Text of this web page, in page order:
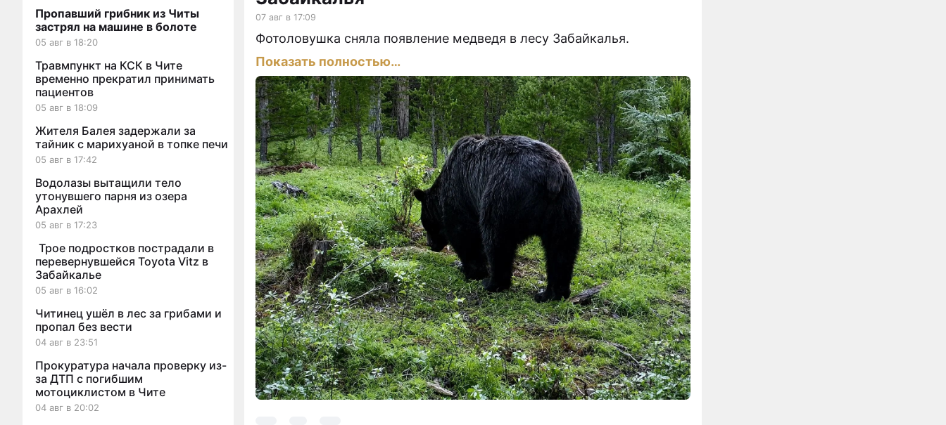
Пропавший грибник из Читы
застрял на машине в болоте
05 авг в 18:20
Травмпункт на КСК в Чите
временно прекратил принимать
пациентов
05 авг в 18:09
Жителя Балея задержали за
тайник с марихуаной в топке печи
05 авг в 17:42
Водолазы вытащили тело
утонувшего парня из озера
Арахлей
05 авг в 17:23
Трое подростков пострадали в
перевернувшейся Toyota Vitz в
Забайкалье
05 авг в 16:02
Читинец ушёл в лес за грибами и
пропал без вести
04 авг в 23:51
Прокуратура начала проверку из-
за ДТП с погибшим
мотоциклистом в Чите
04 авг в 20:02
07 авг в 17:09
Фотоловушка сняла появление медведя в лесу Забайкалья.
Показать полностью…